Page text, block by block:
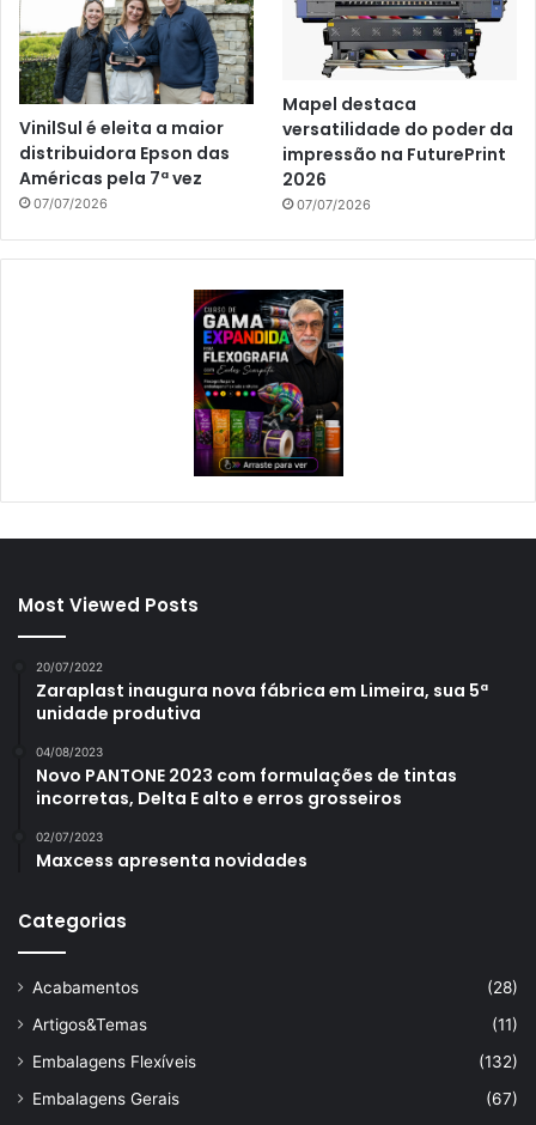
VinilSul é eleita a maior
distribuidora Epson das
Américas pela 7ª vez
07/07/2026
Mapel destaca
versatilidade do poder da
impressão na FuturePrint
2026
07/07/2026
Most Viewed Posts
20/07/2022
Zaraplast inaugura nova fábrica em Limeira, sua 5ª
unidade produtiva
04/08/2023
Novo PANTONE 2023 com formulações de tintas
incorretas, Delta E alto e erros grosseiros
02/07/2023
Maxcess apresenta novidades
Categorias
Acabamentos
(28)
Artigos&Temas
(11)
Embalagens Flexíveis
(132)
Embalagens Gerais
(67)